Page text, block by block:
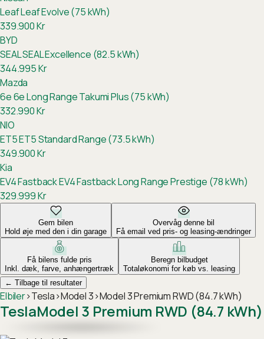
LeafLeaf Evolve (75 kWh)
339.900Kr
BYD
SEALSEAL Excellence (82.5 kWh)
344.995Kr
Mazda
6e6e Long Range Takumi Plus (75 kWh)
332.990Kr
NIO
ET5ET5 Standard Range (73.5 kWh)
349.900Kr
Kia
EV4 FastbackEV4 Fastback Long Range Prestige (78 kWh)
329.999Kr
Gem bilen
Hold øje med den i din garage
Overvåg denne bil
Få email ved pris- og leasing-ændringer
Få bilens fulde pris
Inkl. dæk, farve, anhængertræk
Beregn bilbudget
Totaløkonomi for køb vs. leasing
← Tilbage til resultater
Elbiler›Tesla›Model 3›Model 3 Premium RWD (84.7 kWh)
TeslaModel 3 Premium RWD (84.7 kWh)